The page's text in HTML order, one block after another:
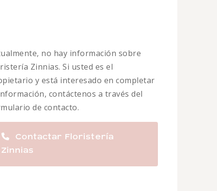
no hay información sobre
Zinnias. Si usted es el
y está interesado en completar
contáctenos a través del
de contacto.
Contactar Floristería
Zinnias